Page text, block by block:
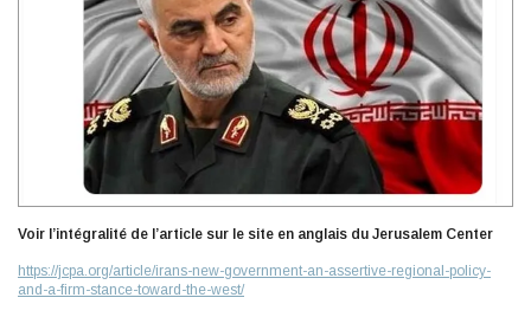
Voir l’intégralité de l’article sur le site en anglais du Jerusalem Center
https://jcpa.org/article/irans-new-government-an-assertive-regional-policy-
and-a-firm-stance-toward-the-west/